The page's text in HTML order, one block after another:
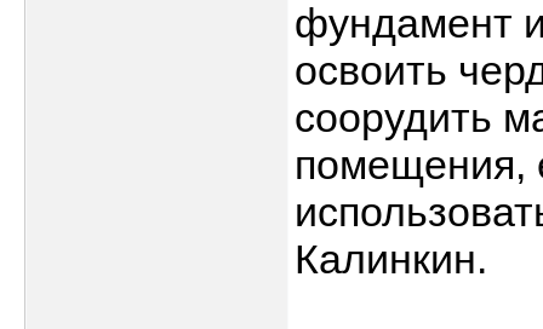
фундамент
освоить
соорудить
помещения,
Калинкин.